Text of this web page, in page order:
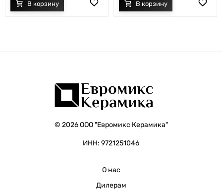
© 2026 ООО "Евромикс Керамика"
ИНН: 9721251046
О нас
Дилерам